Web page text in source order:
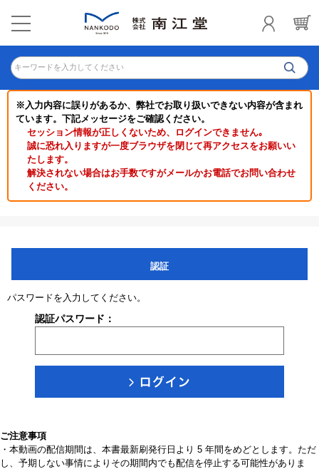
キーワードを入力してください
※入力内容に誤りがあるか、弊社でお取り扱いできない内容が含まれ
ています。下記メッセージをご確認ください。
セッション情報が正しくないため、ログインできません｡
誠に恐れ入りますが一度ブラウザを閉じて再アクセスをお願いい
たします。
解決されない場合はお手数ですがメールかお電話でお問い合わせ
ください。
認証
パスワードを入力してください。
認証パスワード：
ご注意事項
・本動画の配信期間は、本書最新刷発行日より 5 年間をめどとします。ただ
し、予期しない事情によりその期間内でも配信を停止する可能性がありま